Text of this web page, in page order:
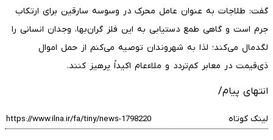
گفت: طلاجات به عنوان عامل محرک در وسوسه سارقین برای ارتکاب
جرم است و گاهی طمع دستیابی به این فلز گران‌بها، وجدان انسانی را
لگدمال می‌کند؛ لذا به شهروندان توصیه می‌کنم از حمل اموال
ذی‌قیمت در معابر کم‌تردد و ملاءعام اکیداً پرهیز کنند.
انتهای پیام/
لینک کوتاه